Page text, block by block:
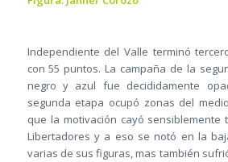
Independiente del Valle terminó
con 55 puntos. La campaña de la
negro y azul fue decididamente
segunda etapa ocupó zonas del
que la motivación cayó sensiblemente
Libertadores y a eso se notó en la
varias de sus figuras, mas también